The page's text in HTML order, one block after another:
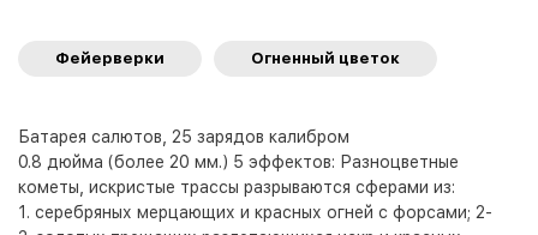
Фейерверки Огненный цветок
Батарея салютов, 25 зарядов калибром
0.8 дюйма (более 20 мм.) 5 эффектов: Разноцветные
кометы, искристые трассы разрываются сферами из:
1. серебряных мерцающих и красных огней с форсами; 2-